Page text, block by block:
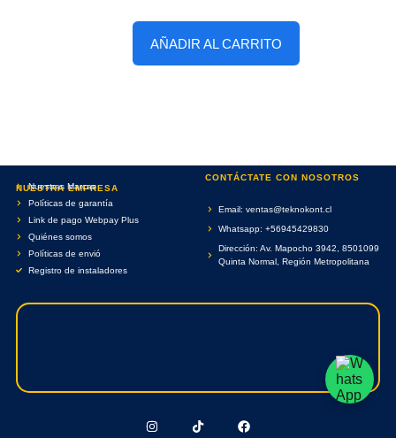
AÑADIR AL CARRITO
NUESTRA EMPRESA
Nuestras Marcas
Políticas de garantía
Link de pago Webpay Plus
Quiénes somos
Políticas de envió
Registro de instaladores
CONTÁCTATE CON NOSOTROS
Email: ventas@teknokont.cl
Whatsapp: +56945429830
Dirección: Av. Mapocho 3942, 8501099
Quinta Normal, Región Metropolitana